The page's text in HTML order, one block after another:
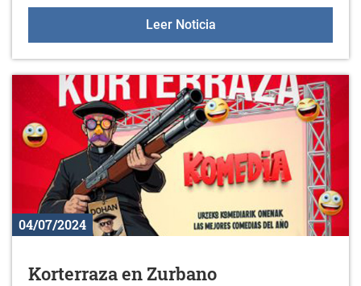
Leer NoticiaExplotación de
04/07/2024
Korterraza en Zurbano